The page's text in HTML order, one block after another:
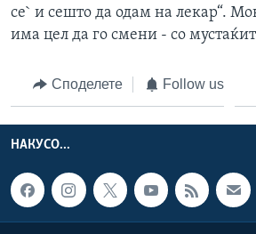
се` и сешто да одам на лекар“.
има цел да го смени - со
Споделете Follow us
НАКУСО...